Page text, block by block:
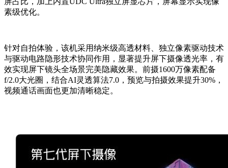
素级优化。
针对自拍体验，该机采用纳米级高透材料、独立像素驱动技术
与驱动电路隐形技术协同作用，显著提升屏下摄像透光率，有
效实现屏下镜头全场景完美隐藏效果。前摄1600万像素配备
f/2.0大光圈，结合AI灵透算法7.0，预览与拍摄效果提升30%，
视频通话画面也更加清晰稳定。